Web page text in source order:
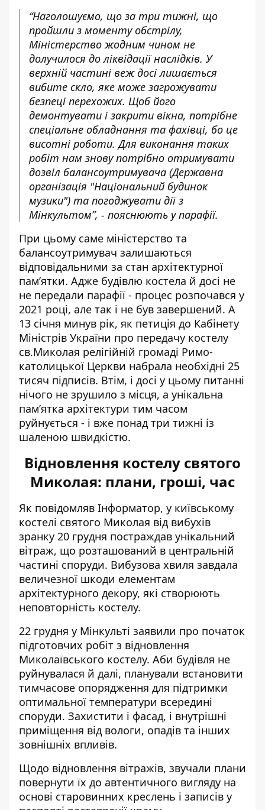
“Наголошуємо, що за три тижні, що
пройшли з моменту обстрілу,
Міністерство жодним чином не
долучилося до ліквідації наслідків. У
верхній частині веж досі лишається
вибите скло, яке може загрожувати
безпеці перехожих. Щоб його
демонтувати і закрити вікна, потрібне
спеціальне обладнання та фахівці, бо це
висотні роботи. Для виконання таких
робіт нам знову потрібно отримувати
дозвіл балансоутримувача (Державна
організація "Національний будинок
музики") та погоджувати дії з
Мінкультом”, - пояснюють у парафії.
При цьому саме міністерство та
балансоутримувач залишаються
відповідальними за стан архітектурної
пам’ятки. Адже будівлю костела й досі не
не передали парафії - процес розпочався у
2021 році, але так і не був завершений. А
13 січня минув рік, як петиція до Кабінету
Міністрів України про передачу костелу
св.Миколая релігійній громаді Римо-
католицької Церкви набрала необхідні 25
тисяч підписів. Втім, і досі у цьому питанні
нічого не зрушило з місця, а унікальна
пам’ятка архітектури тим часом
руйнується - і вже понад три тижні із
шаленою швидкістю.
Відновлення костелу святого
Миколая: плани, гроші, час
Як повідомляв Інформатор, у київському
костелі святого Миколая від вибухів
зранку 20 грудня постраждав унікальний
вітраж, що розташований в центральній
частині споруди. Вибузова хвиля завдала
величезної шкоди елементам
архітектурного декору, які створюють
неповторність костелу.
22 грудня у Мінкульті заявили про початок
підготовчих робіт з відновлення
Миколаївського костелу. Аби будівля не
руйнувалася й далі, планували встановити
тимчасове опорядження для підтримки
оптимальної температури всередині
споруди. Захистити і фасад, і внутрішні
приміщення від вологи, опадів та інших
зовнішніх впливів.
Щодо відновлення вітражів, звучали плани
повернути їх до автентичного вигляду на
основі старовинних креслень і записів у